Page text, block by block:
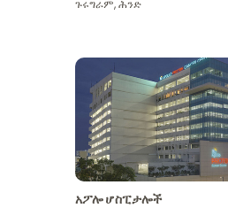
ጉሩግራም,ሕንድ
አፖሎ ሆስፒታሎች